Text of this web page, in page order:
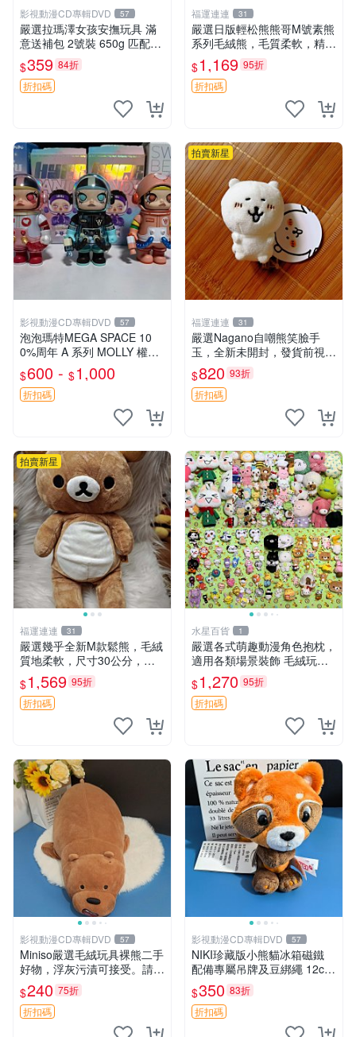
影視動漫CD專輯DVD 57
嚴選拉瑪澤女孩安撫玩具 滿
意送補包 2號裝 650g 匹配嬰
幼童舒壓好伴侶 女孩專用 安
心選擇 安撫玩偶 衝包 玩具
$359 84折
折扣碼
福運連連 31
嚴選日版輕松熊熊哥M號素熊
系列毛絨熊，毛質柔軟，精緻
可愛，尺寸35cm，保存狀態
優異。收藏或贈送皆為佳選。
中古 毛絨熊 毛玩偶
$1,169 95折
折扣碼
影視動漫CD專輯DVD 57
泡泡瑪特MEGA SPACE 10
0%周年 A 系列 MOLLY 權威
隱藏款 嚴選薄荷巧克力色 80
年代風味 權威推薦 合適收藏
$600 - $1,000
折扣碼
拍賣新星
福運連連 31
嚴選Nagano自嘲熊笑臉手
玉，全新未開封，發貨前視頻
確認，海南 廣西 貴州 嚴選N
agano自嘲熊笑臉手玉，全新
未開封，發貨前視頻確認，四
$820 93折
折扣碼
拍賣新星
福運連連 31
嚴選幾乎全新M款鬆熊，毛絨
質地柔軟，尺寸30公分，做
工精緻可愛，適合收藏或贈送
親友。中古使用痕跡，手感依
然優良。 鬆熊 嬰熊 毛玩偶
$1,569 95折
折扣碼
水星百貨 1
嚴選各式萌趣動漫角色抱枕，
適用各類場景裝飾 毛絨玩
具、卡通抱枕、趣味玩偶
$1,270 95折
折扣碼
影視動漫CD專輯DVD 57
Miniso嚴選毛絨玩具裸熊二手
好物，浮灰污漬可接受。請詳
閱照片再下單，售出不退不
換。全新品相收藏推薦。 裸
熊 毛絨玩具 收藏
$240 75折
折扣碼
影視動漫CD專輯DVD 57
NIKI珍藏版小熊貓冰箱磁鐵
配備專屬吊牌及豆綁繩 12cm
廢品嚴選 好評推薦 小熊貓冰
箱貼 磁鐵掛件 冰箱飾品
$350 83折
折扣碼